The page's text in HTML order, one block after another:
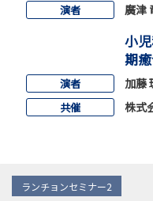
演者 廣津
小
期
演者 加藤
共催
株式
ランチョンセミナー2